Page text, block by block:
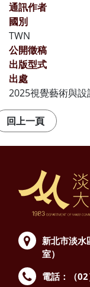
通訊作者
國別
TWN
公開徵稿
出版型式
出處
2025視覺藝術與
新北市淡
室）
電話：（